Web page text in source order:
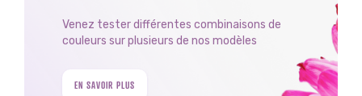
Venez tester différentes combinaisons de
couleurs sur plusieurs de nos modèles
EN SAVOIR PLUS